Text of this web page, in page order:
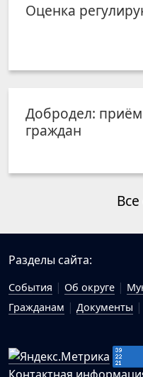
Оценка
Добродел:
граждан
Разделы сайта:
События Об округе
Гражданам
Документы